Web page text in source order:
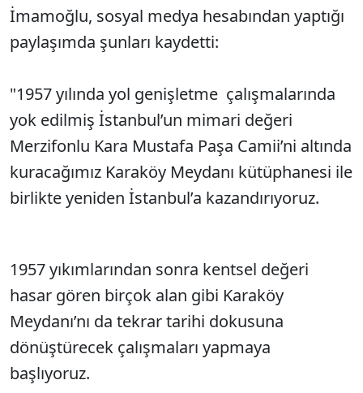
İmamoğlu, sosyal medya hesabından yaptığı
paylaşımda şunları kaydetti:
"1957 yılında yol genişletme çalışmalarında
yok edilmiş İstanbul’un mimari değeri
Merzifonlu Kara Mustafa Paşa Camii’ni altında
kuracağımız Karaköy Meydanı kütüphanesi ile
birlikte yeniden İstanbul’a kazandırıyoruz.
1957 yıkımlarından sonra kentsel değeri
hasar gören birçok alan gibi Karaköy
Meydanı’nı da tekrar tarihi dokusuna
dönüştürecek çalışmaları yapmaya
başlıyoruz.